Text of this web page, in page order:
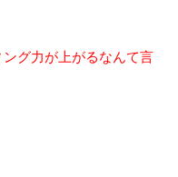
グ力が上がるなんて言